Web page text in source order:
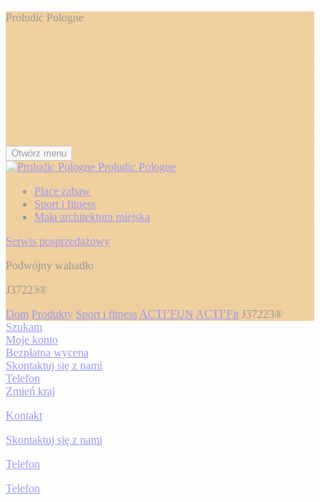
Proludic Pologne
Otwórz menu
Proludic Pologne
Place zabaw
Sport i fitness
Mała architektura miejska
Serwis posprzedażowy
Podwójny wahadło
J37223®
Dom Produkty Sport i fitness ACTI’FUN ACTI’Fit J37223®
Szukam
Moje konto
Bezpłatna wycena
Skontaktuj się z nami
Telefon
Zmień kraj
Kontakt
Skontaktuj się z nami
Telefon
Telefon